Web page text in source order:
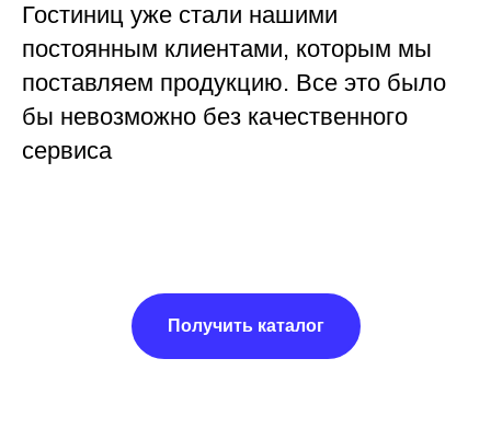
Гостиниц уже стали нашими
постоянным клиентами, которым мы
поставляем продукцию. Все это было
бы невозможно без качественного
сервиса
Получить каталог